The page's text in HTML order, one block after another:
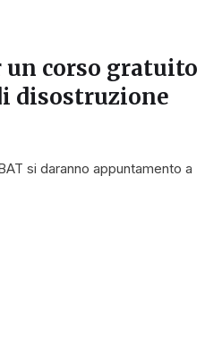
un corso gratuito
disostruzione
si daranno appuntamento a